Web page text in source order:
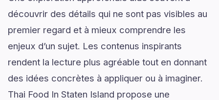
découvrir des détails qui ne sont pas visibles au
premier regard et à mieux comprendre les
enjeux d’un sujet. Les contenus inspirants
rendent la lecture plus agréable tout en donnant
des idées concrètes à appliquer ou à imaginer.
Thai Food In Staten Island propose une